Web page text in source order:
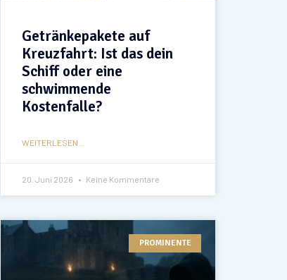
Getränkepakete auf
Kreuzfahrt: Ist das dein
Schiff oder eine
schwimmende
Kostenfalle?
WEITERLESEN...
20. Juni 2026 Keine Kommentare
PROMINENTE